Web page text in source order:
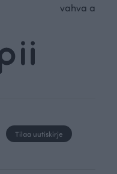
vahva
Tilaa uutiskirje